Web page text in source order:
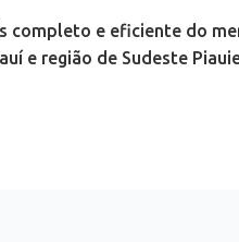
completo e eficiente do
e região de Sudeste